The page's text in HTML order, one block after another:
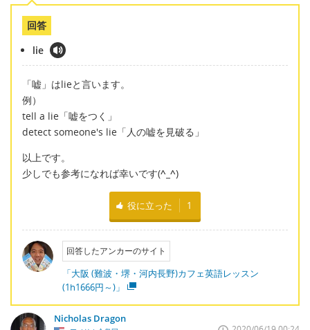
回答
lie
「嘘」はlieと言います。
例）
tell a lie「嘘をつく」
detect someone's lie「人の嘘を見破る」
以上です。
少しでも参考になれば幸いです(^_^)
役に立った 1
回答したアンカーのサイト
「大阪 (難波・堺・河内長野)カフェ英語レッスン
(1h1666円～)」
Nicholas Dragon